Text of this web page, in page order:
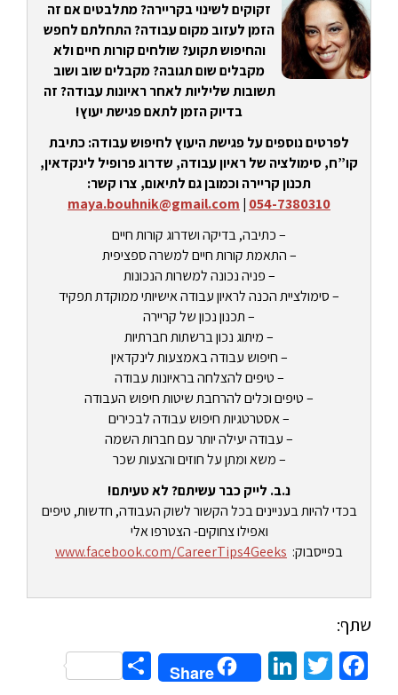
זקוקים לשינוי בקריירה? מתלבטים אם זה
הזמן לעזוב מקום עבודה? התחלתם לחפש
והחיפוש תקוע? שולחים קורות חיים ולא
מקבלים שום תגובה? מקבלים שוב ושוב
תשובות שליליות לאחר ראיונות עבודה? זה
בדיוק הזמן לתאם פגישת יעוץ!
לפרטים נוספים על פגישת היעוץ לחיפוש עבודה: כתיבת
קו”ח, סימולציה של ראיון עבודה, שדרוג פרופיל לינקדאין,
תכנון קריירה וכמובן גם לתיאום, צרו קשר:
054-7380310
|
maya.bouhnik@gmail.com
– כתיבה, בדיקה ושדרוג קורות חיים
– התאמת קורות חיים למשרה ספציפית
– פניה נכונה למשרות הנכונות
– סימולציית הכנה לראיון עבודה אישיותי ממוקדת תפקיד
– תכנון נכון של קריירה
– מיתוג נכון ברשתות חברתיות
– חיפוש עבודה באמצעות לינקדאין
– טיפים להצלחה בראיונות עבודה
– טיפים וכלים להרחבת שיטות חיפוש העבודה
– אסטרטגיות חיפוש עבודה לבכירים
– עבודה יעילה יותר עם חברות השמה
– משא ומתן על חוזים והצעות שכר
נ.ב. לייק כבר עשיתם? לא טעיתם!
בכדי להיות בעניינים בכל הקשור לשוק העבודה, חדשות, טיפים
ואפילו צחוקים- הצטרפו אלי
בפייסבוק: www.facebook.com/CareerTips4Geeks
שתף:
Facebook
Twitter
LinkedIn
Share
Share